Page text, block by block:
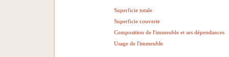
Superficie totale
Superficie couverte
Composition de l'immeuble et ses dépendances
Usage de l'immeuble